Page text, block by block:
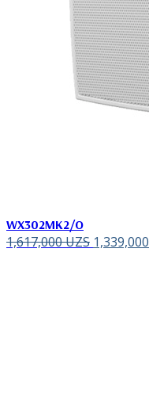
WX302MK2/O
1,617,000UZS 1,339,000